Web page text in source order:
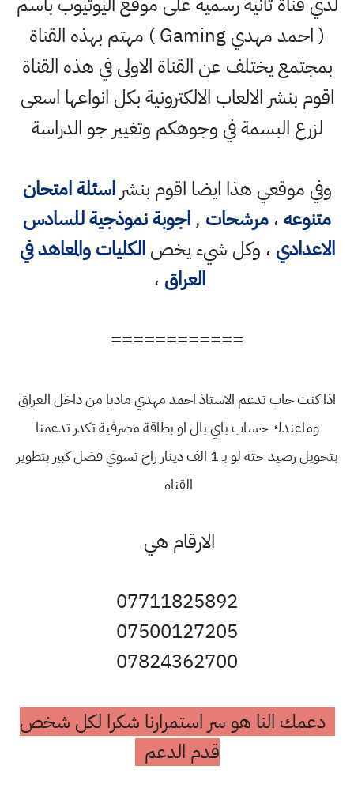
( احمد مهدي Gaming ) مهتم بهذه القناة
بمجتمع يختلف عن القناة الاولى في هذه القناة
اقوم بنشر الالعاب الالكترونية بكل انواعها اسعى
لزرع البسمة في وجوهكم وتغيير جو الدراسة
وفي موقعي هذا ايضا اقوم بنشراسئلة امتحان
متنوعه،مرشحات ,اجوبة نموذجية للسادس
الاعدادي ، وكل شيء يخصالكليات والمعاهد في
العراق ،
============
اذا كنت حاب تدعم الاستاذ احمد مهدي ماديا من داخل العراق
وماعندك حساب باي بال او بطاقة مصرفية تكدر تدعمنا
بتحويل رصيد حته لو بـ 1 الف دينار راح تسوي فضل كبير بتطوير
القناة
الارقام هي
07711825892
07500127205
07824362700
دعمك النا هو سر استمرارنا شكرا لكل شخص
قدم الدعم